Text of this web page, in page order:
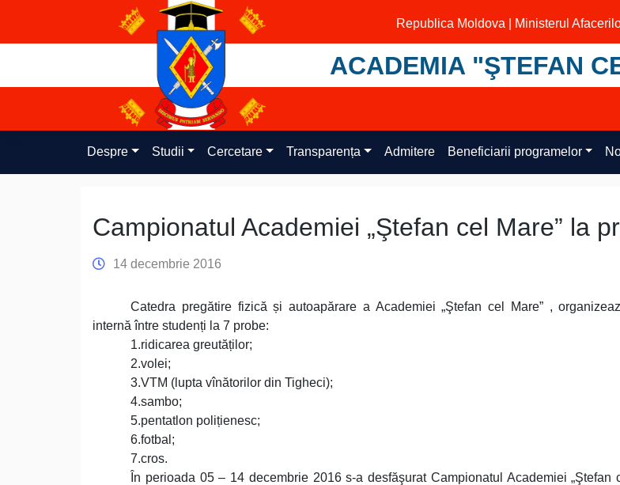
content
Republica Moldova | Ministerul
ACADEMIA "ŞTEFAN
Despre Studii Cercetare Transparența Admitere Beneficiarii programelor
Campionatul Academiei „Ştefan cel Mare” la
14 decembrie 2016
Catedra pregătire fizică și autoapărare a Academiei „Ştefan cel Mare” ,
internă între studenți la 7 probe:
1.ridicarea greutăților;
2.volei;
3.VTM (lupta vînătorilor din Tigheci);
4.sambo;
5.pentatlon polițienesc;
6.fotbal;
7.cros.
În perioada 05 – 14 decembrie 2016 s-a desfăşurat Campionatul Academiei „Ştefan